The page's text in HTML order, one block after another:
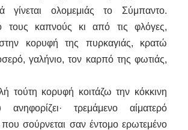
γίνεται ολομεμιάς το Σύμπαντο.
τους καπνούς κι από τις φλόγες,
κορυφή της πυρκαγιάς, κρατώ
γαλήνιο, τον καρπό της φωτιάς,
τούτη κορυφή κοιτάζω την κόκκινη
τρεμάμενο αίματερό
σούρνεται σαν έντομο ερωτεμένο